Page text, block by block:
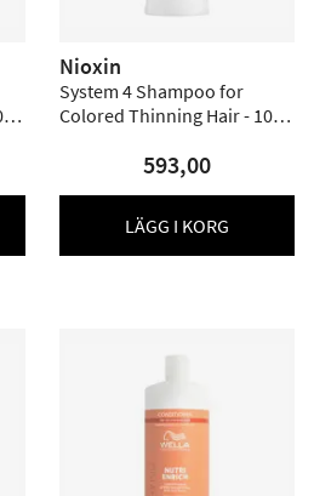
Nioxin
System 4 Shampoo for
Colored Thinning Hair - 1000
593,00
LÄGG I KORG